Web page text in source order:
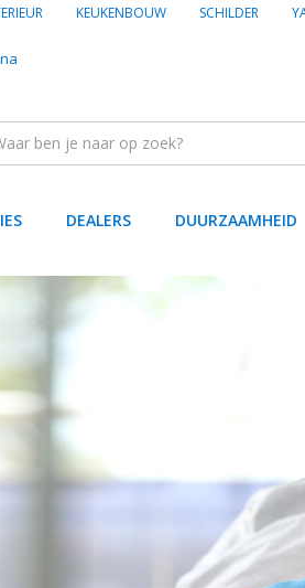
KEUKENBOUW SCHILDER
DEALERS DUURZAAMHEID